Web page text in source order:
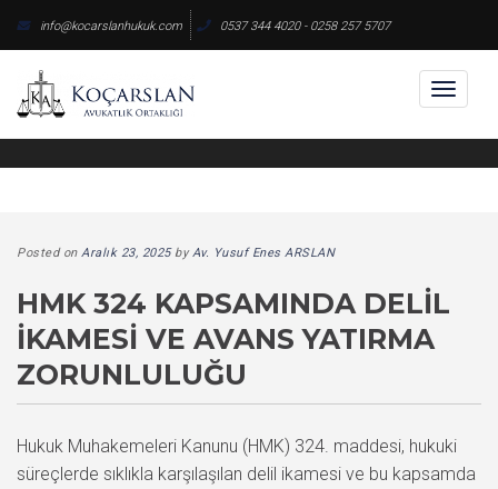
content
info@kocarslanhukuk.com 0537 344 4020 - 0258 257 5707
Posted on Aralık 23, 2025byAv. Yusuf Enes ARSLAN
HMK 324 KAPSAMINDA DELIL
İKAMESI VE AVANS YATIRMA
ZORUNLULUĞU
Hukuk Muhakemeleri Kanunu (HMK) 324. maddesi, hukuki
süreçlerde sıklıkla karşılaşılan delil ikamesi ve bu kapsamda